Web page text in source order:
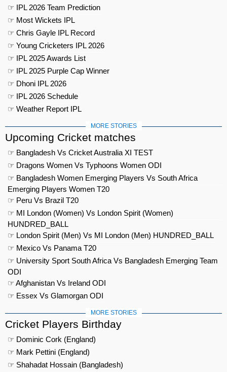
☞ IPL 2026 Team Prediction
☞ Most Wickets IPL
☞ Chris Gayle IPL Record
☞ Young Cricketers IPL 2026
☞ IPL 2025 Awards List
☞ IPL 2025 Purple Cap Winner
☞ Dhoni IPL 2026
☞ IPL 2026 Schedule
☞ Weather Report IPL
MORE STORIES
Upcoming Cricket matches
☞ Bangladesh Vs Cricket Australia XI TEST
☞ Dragons Women Vs Typhoons Women ODI
☞ Bangladesh Women Emerging Players Vs South Africa
Emerging Players Women T20
☞ Peru Vs Brazil T20
☞ MI London (Women) Vs London Spirit (Women)
HUNDRED_BALL
☞ London Spirit (Men) Vs MI London (Men) HUNDRED_BALL
☞ Mexico Vs Panama T20
☞ University Sport South Africa Vs Bangladesh Emerging Team
ODI
☞ Afghanistan Vs Ireland ODI
☞ Essex Vs Glamorgan ODI
MORE STORIES
Cricket Players Birthday
☞ Dominic Cork (England)
☞ Mark Pettini (England)
☞ Shahadat Hossain (Bangladesh)